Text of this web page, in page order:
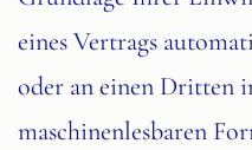
eines Vertrags
oder an einen Dritten
maschinenlesbaren